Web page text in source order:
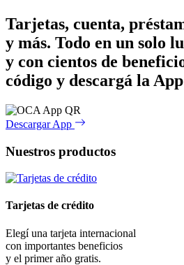
Tarjetas, cuenta,
y más. Todo en un solo
y con cientos de
código y descargá la App
Descargar App
Nuestros productos
Tarjetas de crédito
Elegí una tarjeta internacional
con importantes beneficios
y el primer año gratis.